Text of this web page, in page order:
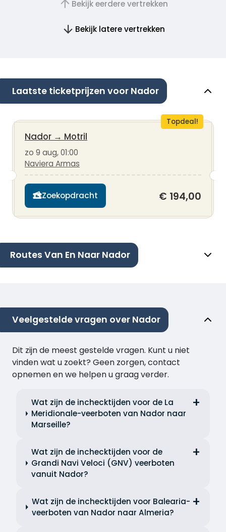
Bekijk eerdere vertrekken
Bekijk latere vertrekken
Laatste ticketprijzen voor Nador
Topdeal!
Nador → Motril
zo 9 aug, 01:00
Naviera Armas
Zoekopdracht € 194,00
Routes Van En Naar Nador
Veelgestelde vragen over Nador
Dit zijn de meest gestelde vragen. Kunt u niet
vinden wat u zoekt? Geen zorgen, contact
opnemen en we helpen u graag verder.
Wat zijn de inchecktijden voor de La
Meridionale-veerboten van Nador naar
Marseille?
Wat zijn de inchecktijden voor de
Grandi Navi Veloci (GNV) veerboten
vanuit Nador?
Wat zijn de inchecktijden voor Balearia-
veerboten van Nador naar Almeria?